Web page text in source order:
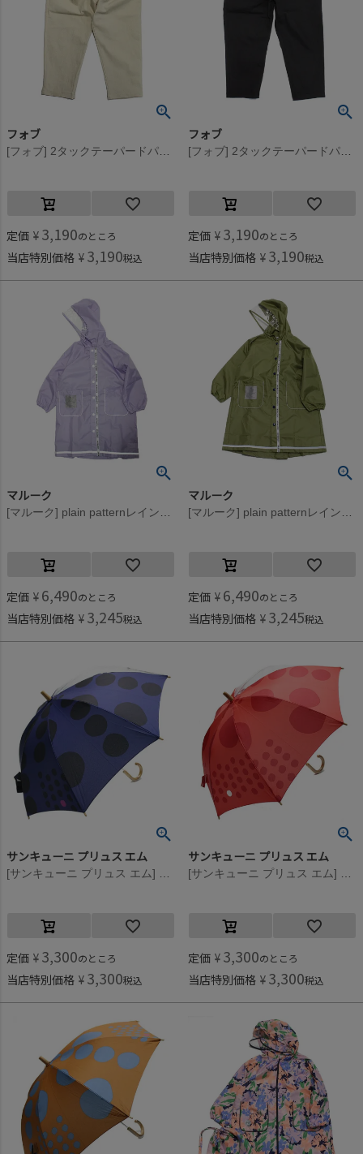
フォブ
[フォブ] 2タックテーパードパンツ アイボリー(IV)
定価 ¥ 3,190のところ
当店特別価格 ¥ 3,190税込
フォブ
[フォブ] 2タックテーパードパンツ ブラック(BK)
定価 ¥ 3,190のところ
当店特別価格 ¥ 3,190税込
マルーク
[マルーク] plain patternレインコート(巾着付） パープル(14)
定価 ¥ 6,490のところ
当店特別価格 ¥ 3,245税込
マルーク
[マルーク] plain patternレインコート(巾着付） グリーン(9)
定価 ¥ 6,490のところ
当店特別価格 ¥ 3,245税込
サンキューニ プリュス エム
[サンキューニ プリュス エム] maru kids アンブレラ（ネイビー） ネイビー
定価 ¥ 3,300のところ
当店特別価格 ¥ 3,300税込
サンキューニ プリュス エム
[サンキューニ プリュス エム] maru kids アンブレラ（レッド） レッド
定価 ¥ 3,300のところ
当店特別価格 ¥ 3,300税込